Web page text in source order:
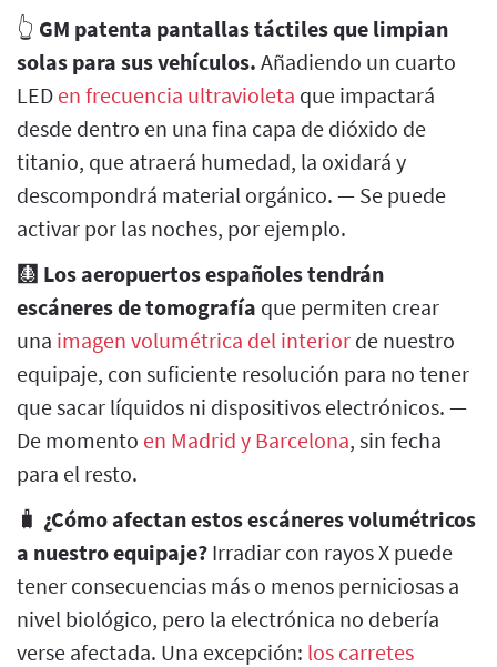
👆 GM patenta pantallas táctiles que limpian
solas para sus vehículos. Añadiendo un cuarto
LED en frecuencia ultravioleta que impactará
desde dentro en una fina capa de dióxido de
titanio, que atraerá humedad, la oxidará y
descompondrá material orgánico. — Se puede
activar por las noches, por ejemplo.
🩻 Los aeropuertos españoles tendrán
escáneres de tomografía que permiten crear
una imagen volumétrica del interior de nuestro
equipaje, con suficiente resolución para no tener
que sacar líquidos ni dispositivos electrónicos. —
De momento en Madrid y Barcelona, sin fecha
para el resto.
🧳 ¿Cómo afectan estos escáneres volumétricos
a nuestro equipaje? Irradiar con rayos X puede
tener consecuencias más o menos perniciosas a
nivel biológico, pero la electrónica no debería
verse afectada. Una excepción: los carretes